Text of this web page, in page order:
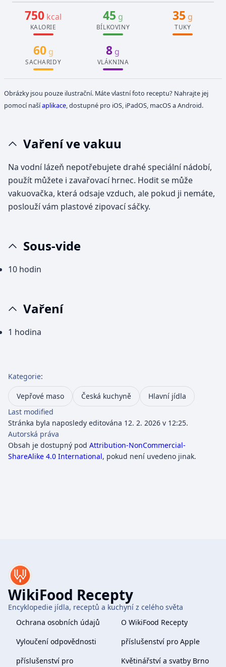
750 kcal
KALORIE
45 g
BÍLKOVINY
35 g
TUKY
60g
SACHARIDY
8 g
VLÁKNINA
Obrázky jsou pouze ilustrační. Máte vlastní foto receptu? Nahrajte jej
pomocí našíaplikace, dostupné pro iOS, iPadOS, macOS a Android.
Vaření ve vakuu
Na vodní lázeň nepotřebujete drahé speciální nádobí,
použít můžete i zavařovací hrnec. Hodit se může
vakuovačka, která odsaje vzduch, ale pokud ji nemáte,
poslouží vám plastové zipovací sáčky.
Sous-vide
10 hodin
Vaření
1 hodina
Kategorie:
Vepřové maso Česká kuchyně
Hlavní jídla
Last modified
Stránka byla naposledy editována 12. 2. 2026 v 12:25.
Autorská práva
Obsah je dostupný pod Attribution-NonCommercial-
ShareAlike 4.0 International, pokud není uvedeno jinak.
WikiFood Recepty
Encyklopedie jídla, receptů a kuchyní z celého světa
Ochrana osobních údajů
O WikiFood Recepty
Vyloučení odpovědnosti
příslušenství pro Apple
příslušenství pro
Květinářství a svatby Brno